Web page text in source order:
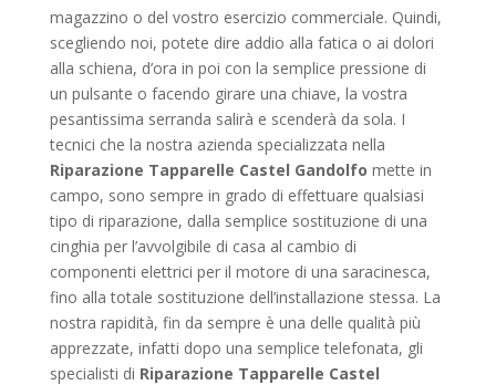
magazzino o del vostro esercizio commerciale. Quindi,
scegliendo noi, potete dire addio alla fatica o ai dolori
alla schiena, d’ora in poi con la semplice pressione di
un pulsante o facendo girare una chiave, la vostra
pesantissima serranda salirà e scenderà da sola. I
tecnici che la nostra azienda specializzata nella
Riparazione Tapparelle Castel Gandolfo mette in
campo, sono sempre in grado di effettuare qualsiasi
tipo di riparazione, dalla semplice sostituzione di una
cinghia per l’avvolgibile di casa al cambio di
componenti elettrici per il motore di una saracinesca,
fino alla totale sostituzione dell’installazione stessa. La
nostra rapidità, fin da sempre è una delle qualità più
apprezzate, infatti dopo una semplice telefonata, gli
specialisti di Riparazione Tapparelle Castel